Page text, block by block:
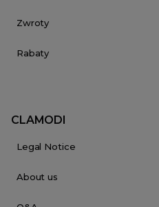
Zwroty
Rabaty
CLAMODI
Legal Notice
About us